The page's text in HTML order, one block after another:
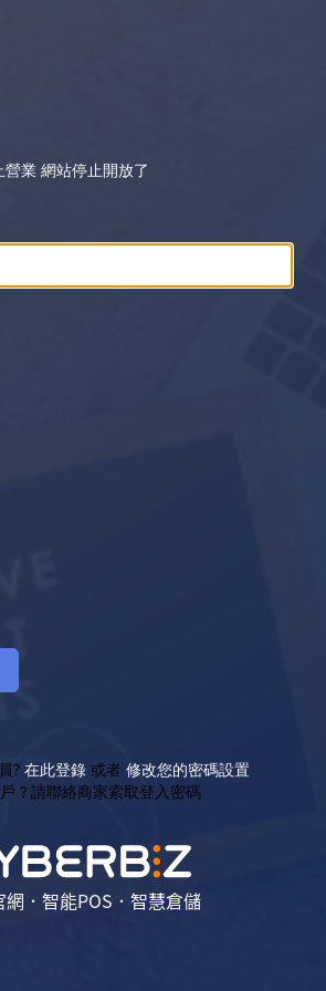
業 網站停止開放了
? 在此登錄 或者 修改您的密碼設置
？請聯絡商家索取登入密碼